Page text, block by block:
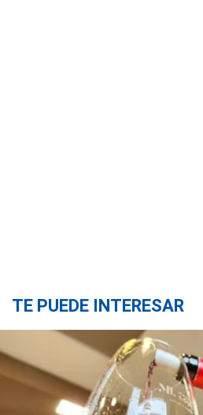
TE PUEDE INTERESAR